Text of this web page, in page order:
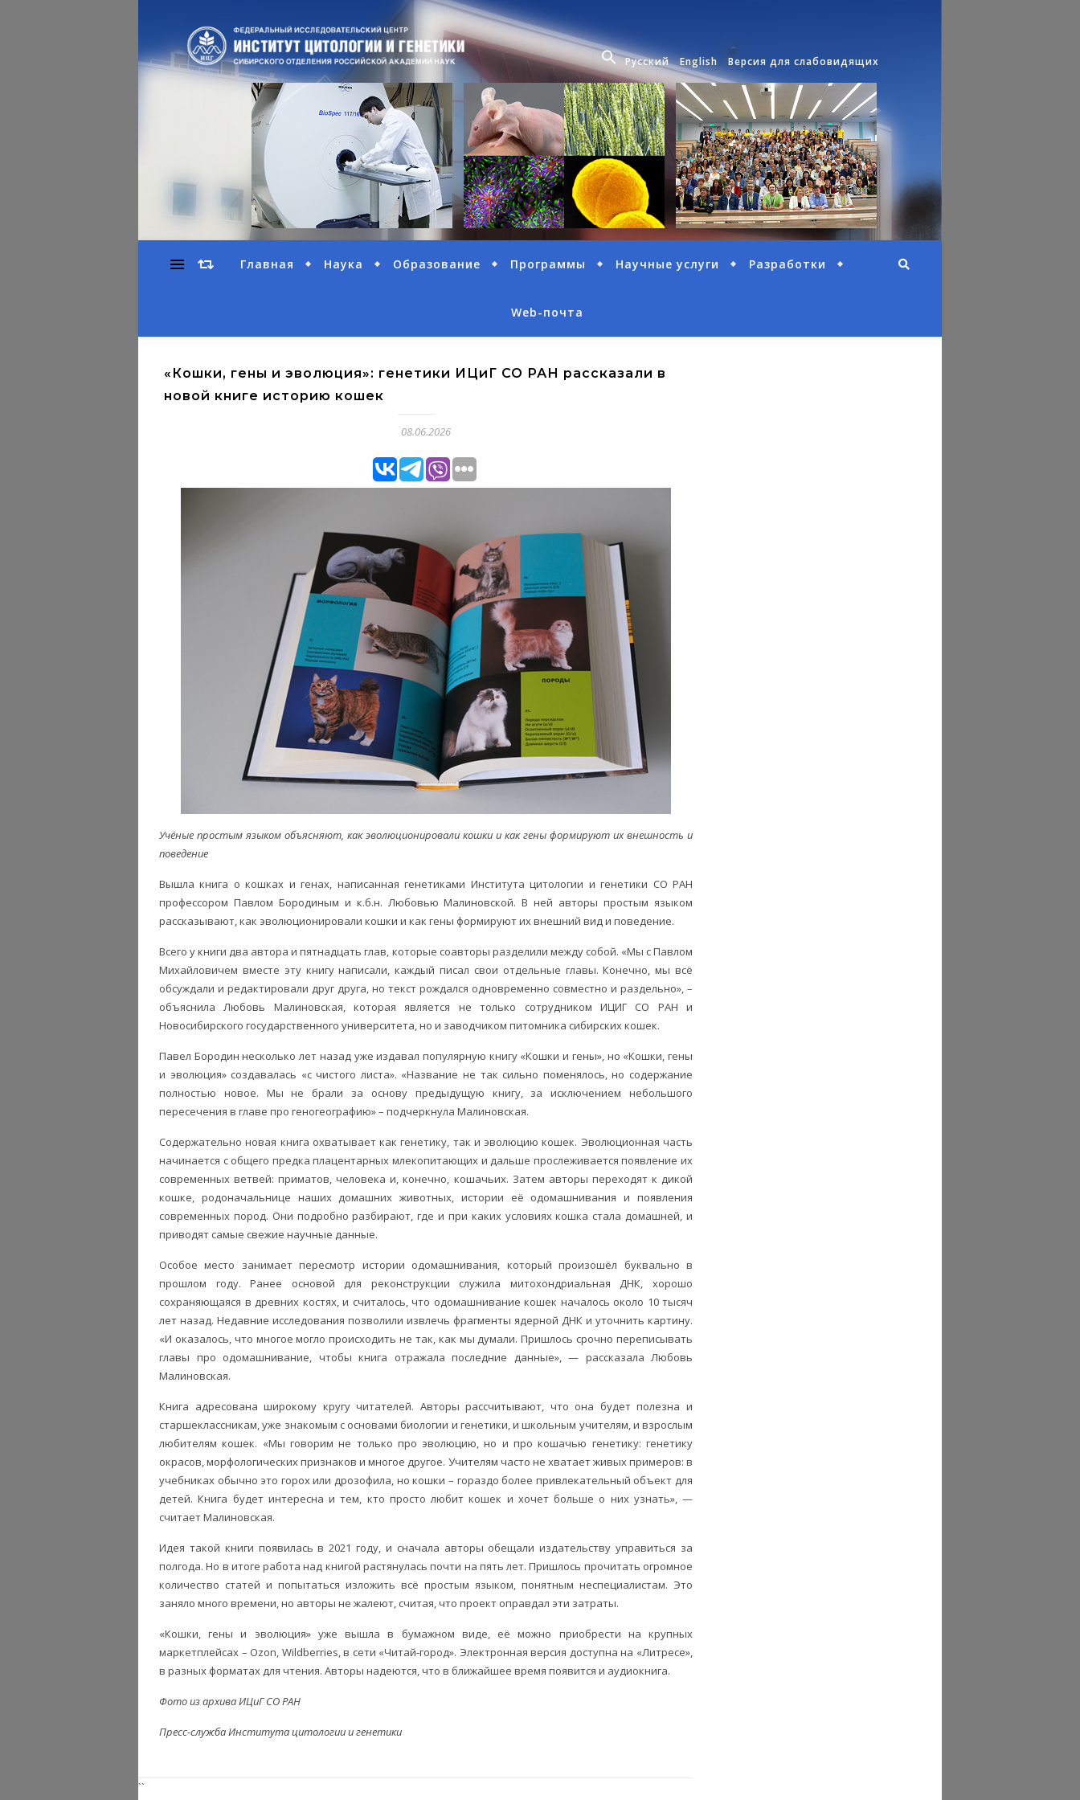
Русский English Версия для слабовидящих
Главная Наука Образование Программы Научные услуги Разработки
Web-почта
«Кошки, гены и эволюция»: генетики ИЦиГ СО РАН рассказали в
новой книге историю кошек
08.06.2026
Учёные простым языком объясняют, как эволюционировали кошки и как гены формируют их внешность и
поведение
Вышла книга о кошках и генах, написанная генетиками Института цитологии и генетики СО РАН
профессором Павлом Бородиным и к.б.н. Любовью Малиновской. В ней авторы простым языком
рассказывают, как эволюционировали кошки и как гены формируют их внешний вид и поведение.
Всего у книги два автора и пятнадцать глав, которые соавторы разделили между собой. «Мы с Павлом
Михайловичем вместе эту книгу написали, каждый писал свои отдельные главы. Конечно, мы всё
обсуждали и редактировали друг друга, но текст рождался одновременно совместно и раздельно», –
объяснила Любовь Малиновская, которая является не только сотрудником ИЦИГ СО РАН и
Новосибирского государственного университета, но и заводчиком питомника сибирских кошек.
Павел Бородин несколько лет назад уже издавал популярную книгу «Кошки и гены», но «Кошки, гены
и эволюция» создавалась «с чистого листа». «Название не так сильно поменялось, но содержание
полностью новое. Мы не брали за основу предыдущую книгу, за исключением небольшого
пересечения в главе про геногеографию» – подчеркнула Малиновская.
Содержательно новая книга охватывает как генетику, так и эволюцию кошек. Эволюционная часть
начинается с общего предка плацентарных млекопитающих и дальше прослеживается появление их
современных ветвей: приматов, человека и, конечно, кошачьих. Затем авторы переходят к дикой
кошке, родоначальнице наших домашних животных, истории её одомашнивания и появления
современных пород. Они подробно разбирают, где и при каких условиях кошка стала домашней, и
приводят самые свежие научные данные.
Особое место занимает пересмотр истории одомашнивания, который произошёл буквально в
прошлом году. Ранее основой для реконструкции служила митохондриальная ДНК, хорошо
сохраняющаяся в древних костях, и считалось, что одомашнивание кошек началось около 10 тысяч
лет назад. Недавние исследования позволили извлечь фрагменты ядерной ДНК и уточнить картину.
«И оказалось, что многое могло происходить не так, как мы думали. Пришлось срочно переписывать
главы про одомашнивание, чтобы книга отражала последние данные», — рассказала Любовь
Малиновская.
Книга адресована широкому кругу читателей. Авторы рассчитывают, что она будет полезна и
старшеклассникам, уже знакомым с основами биологии и генетики, и школьным учителям, и взрослым
любителям кошек. «Мы говорим не только про эволюцию, но и про кошачью генетику: генетику
окрасов, морфологических признаков и многое другое. Учителям часто не хватает живых примеров: в
учебниках обычно это горох или дрозофила, но кошки – гораздо более привлекательный объект для
детей. Книга будет интересна и тем, кто просто любит кошек и хочет больше о них узнать», —
считает Малиновская.
Идея такой книги появилась в 2021 году, и сначала авторы обещали издательству управиться за
полгода. Но в итоге работа над книгой растянулась почти на пять лет. Пришлось прочитать огромное
количество статей и попытаться изложить всё простым языком, понятным неспециалистам. Это
заняло много времени, но авторы не жалеют, считая, что проект оправдал эти затраты.
«Кошки, гены и эволюция» уже вышла в бумажном виде, её можно приобрести на крупных
маркетплейсах – Ozon, Wildberries, в сети «Читай‑город». Электронная версия доступна на «Литресе»,
в разных форматах для чтения. Авторы надеются, что в ближайшее время появится и аудиокнига.
Фото из архива ИЦиГ СО РАН
Пресс-служба Института цитологии и генетики
``